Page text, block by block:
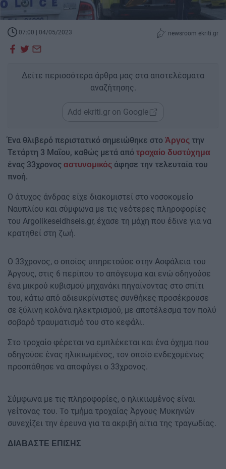
07:00 | 04/05/2023 newsroom ekriti.gr
Δείτε περισσότερα άρθρα μας στα αποτελέσματα
αναζήτησης.
Add ekriti.gr on Google
Ένα θλιβερό περιστατικό σημειώθηκε στο Άργος την
Τετάρτη 3 Μαΐου, καθώς μετά από τροχαίο δυστύχημα
ένας 33χρονος αστυνομικός άφησε την τελευταία του
πνοή.
Ο άτυχος άνδρας είχε διακομιστεί στο νοσοκομείο
Ναυπλίου και σύμφωνα με τις νεότερες πληροφορίες
του Argolikeseidhseis.gr, έχασε τη μάχη που έδινε για να
κρατηθεί στη ζωή.
Ο 33χρονος, ο οποίος υπηρετούσε στην Ασφάλεια του
Άργους, στις 6 περίπου το απόγευμα και ενώ οδηγούσε
ένα μικρού κυβισμού μηχανάκι πηγαίνοντας στο σπίτι
του, κάτω από αδιευκρίνιστες συνθήκες προσέκρουσε
σε ξύλινη κολόνα ηλεκτρισμού, με αποτέλεσμα τον πολύ
σοβαρό τραυματισμό του στο κεφάλι.
Στο τροχαίο φέρεται να εμπλέκεται και ένα όχημα που
οδηγούσε ένας ηλικιωμένος, τον οποίο ενδεχομένως
προσπάθησε να αποφύγει ο 33χρονος.
Σύμφωνα με τις πληροφορίες, ο ηλικιωμένος είναι
γείτονας του. Το τμήμα τροχαίας Άργους Μυκηνών
συνεχίζει την έρευνα για τα ακριβή αίτια της τραγωδίας.
ΔΙΑΒΑΣΤΕ ΕΠΙΣΗΣ